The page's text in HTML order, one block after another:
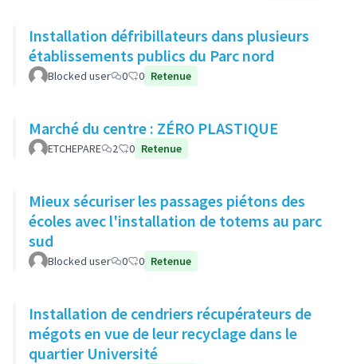
Installation défribillateurs dans plusieurs
établissements publics du Parc nord
Blocked user 0 0 Retenue
Marché du centre : ZÉRO PLASTIQUE
ETCHEPARE 2 0 Retenue
Mieux sécuriser les passages piétons des
écoles avec l'installation de totems au parc
sud
Blocked user 0 0 Retenue
Installation de cendriers récupérateurs de
mégots en vue de leur recyclage dans le
quartier Université